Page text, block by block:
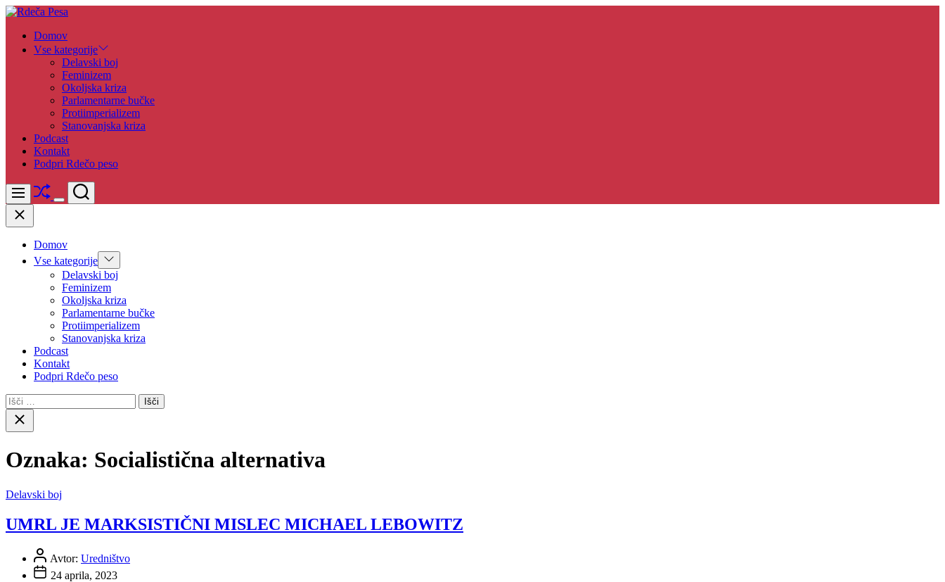
Skip
content
Pesa
Domov
Vse kategorije
Delavski boj
Feminizem
Okoljska kriza
Parlamentarne bučke
Protiimperializem
Stanovanjska kriza
Podcast
Kontakt
Podpri Rdečo peso
Menu Shuffle
Switch
Search
Close
Domov
Vse kategorije Show
sub
menu
Delavski boj
Feminizem
Okoljska kriza
Parlamentarne bučke
Protiimperializem
Stanovanjska kriza
Podcast
Kontakt
Podpri Rdečo peso
Išči:
Close
search
Oznaka: Socialistična alternativa
Delavski boj
UMRL JE MARKSISTIČNI MISLEC MICHAEL LEBOWITZ
Avtor: Uredništvo
24 aprila, 2023